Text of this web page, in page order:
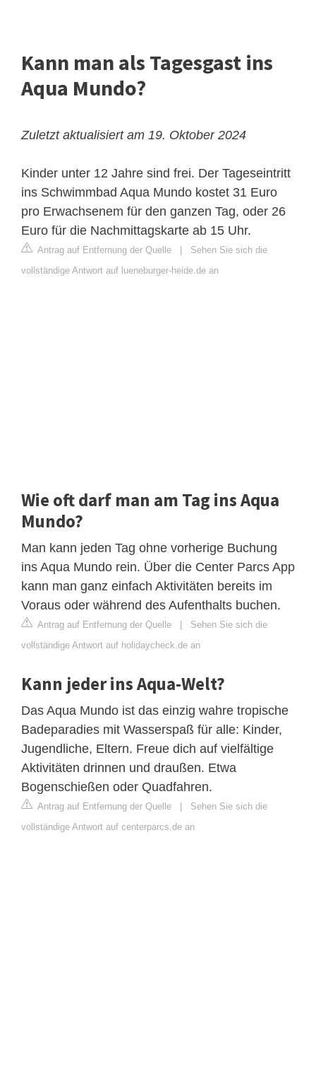
Kann man als Tagesgast ins
Aqua Mundo?
Zuletzt aktualisiert am 19. Oktober 2024
Kinder unter 12 Jahre sind frei. Der Tageseintritt
ins Schwimmbad Aqua Mundo kostet 31 Euro
pro Erwachsenem für den ganzen Tag, oder 26
Euro für die Nachmittagskarte ab 15 Uhr.
Antrag auf Entfernung der Quelle
Sehen Sie sich die
vollständige Antwort auf lueneburger-heide.de an
Wie oft darf man am Tag ins Aqua
Mundo?
Man kann jeden Tag ohne vorherige Buchung
ins Aqua Mundo rein. Über die Center Parcs App
kann man ganz einfach Aktivitäten bereits im
Voraus oder während des Aufenthalts buchen.
Antrag auf Entfernung der Quelle
Sehen Sie sich die
vollständige Antwort auf holidaycheck.de an
Kann jeder ins Aqua-Welt?
Das Aqua Mundo ist das einzig wahre tropische
Badeparadies mit Wasserspaß für alle: Kinder,
Jugendliche, Eltern. Freue dich auf vielfältige
Aktivitäten drinnen und draußen. Etwa
Bogenschießen oder Quadfahren.
Antrag auf Entfernung der Quelle
Sehen Sie sich die
vollständige Antwort auf centerparcs.de an